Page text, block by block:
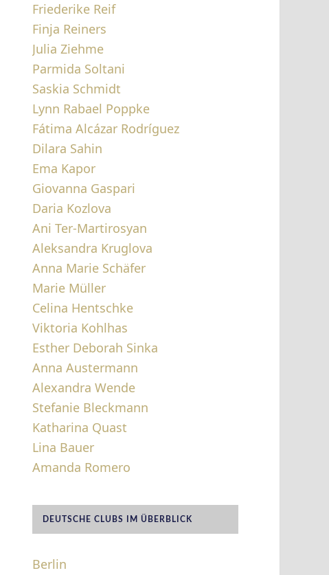
Friederike Reif
Finja Reiners
Julia Ziehme
Parmida Soltani
Saskia Schmidt
Lynn Rabael Poppke
Fátima Alcázar Rodríguez
Dilara Sahin
Ema Kapor
Giovanna Gaspari
Daria Kozlova
Ani Ter-Martirosyan
Aleksandra Kruglova
Anna Marie Schäfer
Marie Müller
Celina Hentschke
Viktoria Kohlhas
Esther Deborah Sinka
Anna Austermann
Alexandra Wende
Stefanie Bleckmann
Katharina Quast
Lina Bauer
Amanda Romero
DEUTSCHE CLUBS IM ÜBERBLICK
Berlin